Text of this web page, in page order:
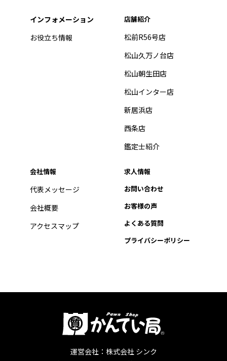
インフォメーション
お役立ち情報
店舗紹介
松前R56号店
松山久万ノ台店
松山朝生田店
松山インター店
新居浜店
西条店
鑑定士紹介
会社情報
代表メッセージ
会社概要
アクセスマップ
求人情報
お問い合わせ
お客様の声
よくある質問
プライバシーポリシー
運営会社：株式会社 シンク